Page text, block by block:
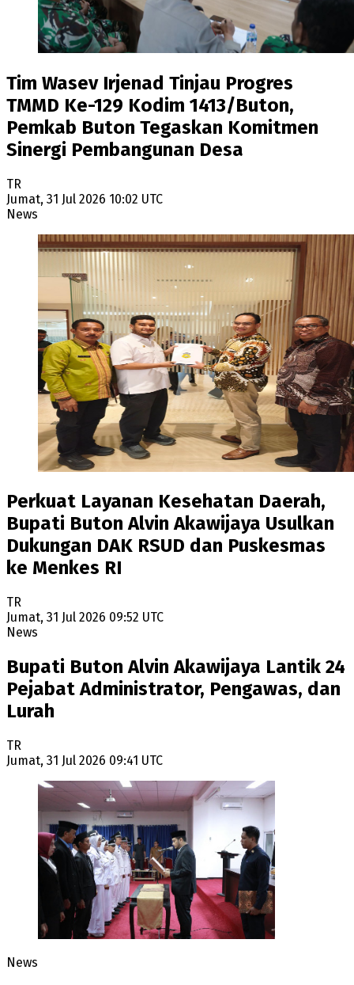
Tim Wasev Irjenad Tinjau Progres
TMMD Ke-129 Kodim 1413/Buton,
Pemkab Buton Tegaskan Komitmen
Sinergi Pembangunan Desa
TR
Jumat, 31 Jul 2026 10:02 UTC
News
Perkuat Layanan Kesehatan Daerah,
Bupati Buton Alvin Akawijaya Usulkan
Dukungan DAK RSUD dan Puskesmas
ke Menkes RI
TR
Jumat, 31 Jul 2026 09:52 UTC
News
Bupati Buton Alvin Akawijaya Lantik 24
Pejabat Administrator, Pengawas, dan
Lurah
TR
Jumat, 31 Jul 2026 09:41 UTC
News